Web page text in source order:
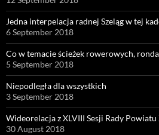
Jedna interpelacja radnej Szeląg w tej
6 September 2018
Co w temacie ścieżek rowerowych,
5 September 2018
Niepodległa dla wszystkich
3 September 2018
Wideorelacja z XLVIII Sesji Rady
30 August 2018